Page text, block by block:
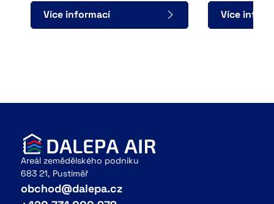
Více informací Více
Areál zemědělského podniku
683 21, Pustiměř
obchod@dalepa.cz